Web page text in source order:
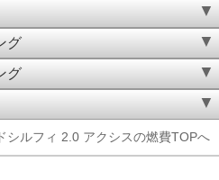
グ
グ
シルフィ 2.0 アクシスの燃費TOPへ